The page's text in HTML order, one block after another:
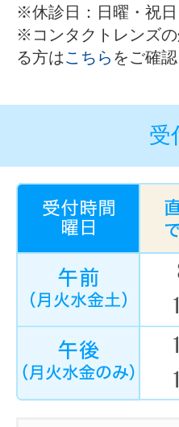
※休診日：日曜・祝日
※コンタクトレンズ
る方はこちら をご確認
受